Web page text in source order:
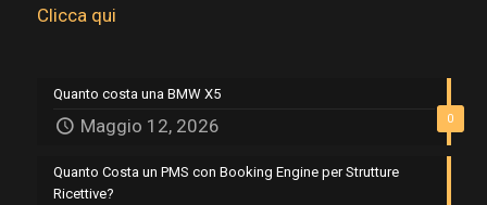
Clicca qui
0
Quanto costa una BMW X5
Maggio 12, 2026
Quanto Costa un PMS con Booking Engine per Strutture
Ricettive?